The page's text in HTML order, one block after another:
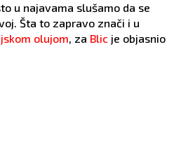
u najavama slušamo da se
Šta to zapravo znači i u
olujom, za Blic je objasnio